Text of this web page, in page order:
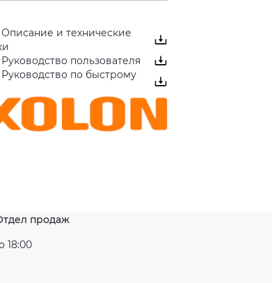
и технические
пользователя
по быстрому
продаж
18:00